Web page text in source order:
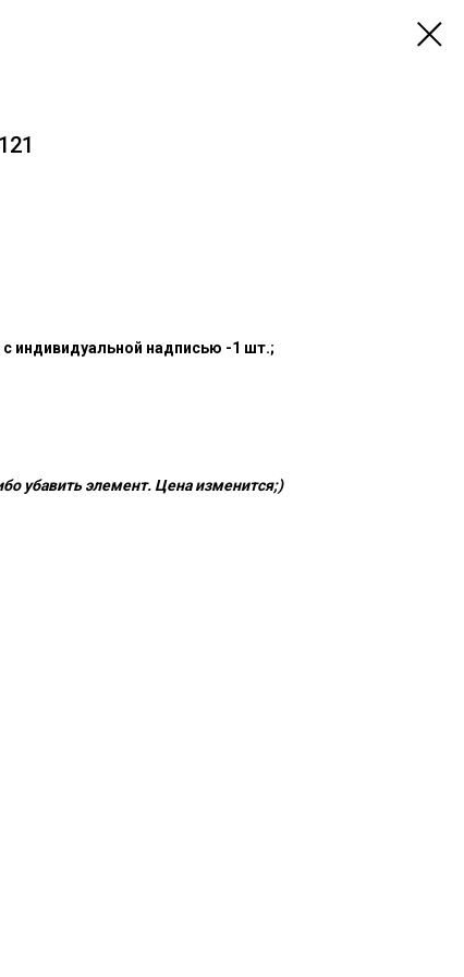
индивидуальной надписью -1 шт.;
убавить элемент. Цена изменится;)